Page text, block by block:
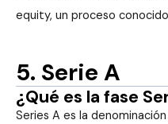
equity, un proceso
5. Serie A
¿Qué es la fase
Series A es la